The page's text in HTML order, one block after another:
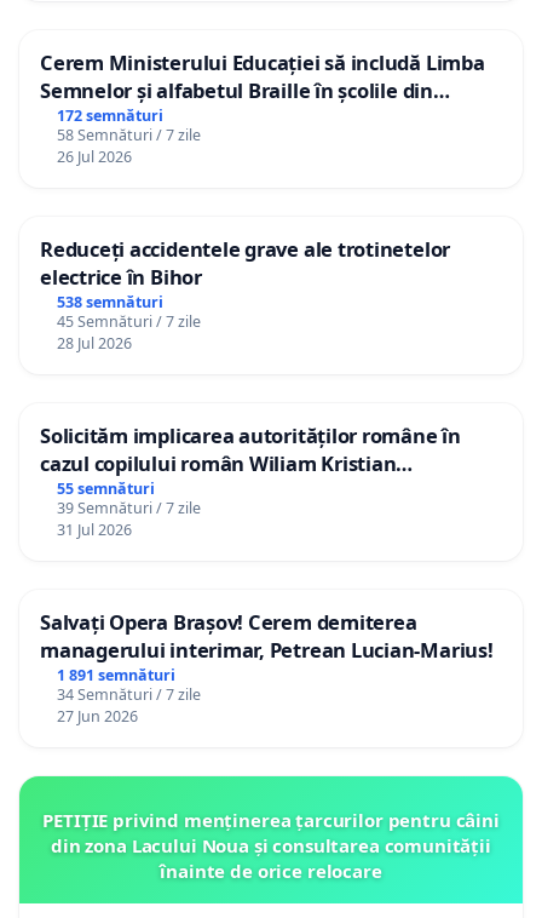
Cerem Ministerului Educației să includă Limba
Semnelor și alfabetul Braille în școlile din
Republica Moldova!
172 semnături
58 Semnături / 7 zile
26 Jul 2026
Reduceți accidentele grave ale trotinetelor
electrice în Bihor
538 semnături
45 Semnături / 7 zile
28 Jul 2026
Solicităm implicarea autorităților române în
cazul copilului român Wiliam Kristian
Gheorghe, aflat în plasament în Danemarca de
12 ani
55 semnături
39 Semnături / 7 zile
31 Jul 2026
Salvați Opera Brașov! Cerem demiterea
managerului interimar, Petrean Lucian-Marius!
1 891 semnături
34 Semnături / 7 zile
27 Jun 2026
PETIȚIE privind menținerea țarcurilor pentru câini
din zona Lacului Noua și consultarea comunității
înainte de orice relocare